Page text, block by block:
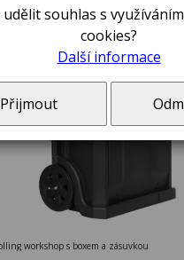
workshop s boxem a zásuvkou
udělit souhlas s
cookies?
Další informace
Přijmout